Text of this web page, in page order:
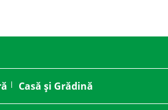
Casă și Grădină